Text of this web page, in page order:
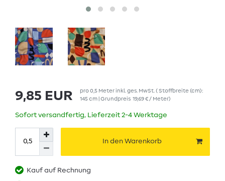
9,85 EUR pro0,5 Meterinkl. ges. MwSt. ( Stoffbreite (cm):
145 cm | Grundpreis 19,69 € / Meter)
Sofort versandfertig, Lieferzeit 2-4 Werktage
In den Warenkorb
Kauf auf Rechnung